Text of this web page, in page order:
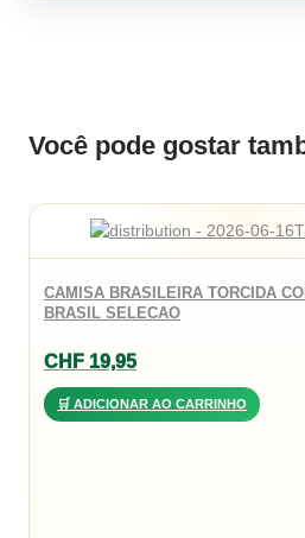
Você pode gostar
CAMISA BRASILEIRA TORCIDA
BRASIL SELECAO
CHF 19,95
🛒 ADICIONAR AO CARRINHO